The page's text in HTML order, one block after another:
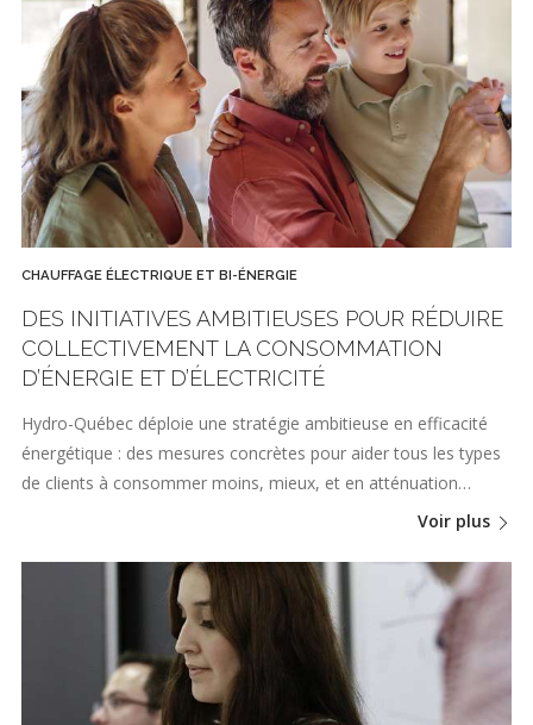
CHAUFFAGE ÉLECTRIQUE ET BI-ÉNERGIE
DES INITIATIVES AMBITIEUSES POUR RÉDUIRE
COLLECTIVEMENT LA CONSOMMATION
D’ÉNERGIE ET D’ÉLECTRICITÉ
Hydro-Québec déploie une stratégie ambitieuse en efficacité
énergétique : des mesures concrètes pour aider tous les types
de clients à consommer moins, mieux, et en atténuation…
Voir plus